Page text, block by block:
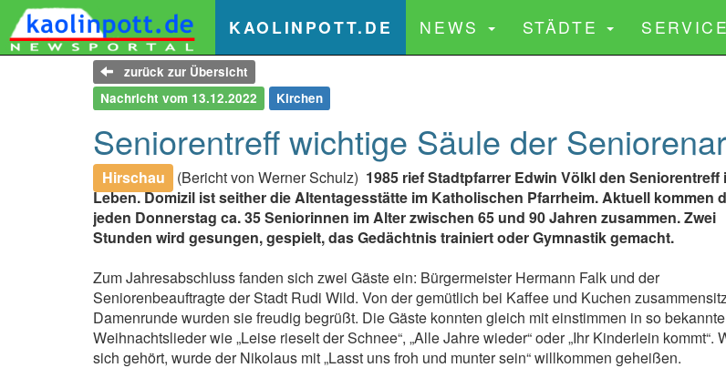
KAOLINPOTT.DE (CURRENT)
NEWS STÄDTE SERVICE
zurück zur Übersicht
Nachricht vom 13.12.2022
Kirchen
Seniorentreff wichtige Säule der
Hirschau (Bericht von Werner Schulz) 1985 rief Stadtpfarrer Edwin Völkl den Seniorentreff
Leben. Domizil ist seither die Altentagesstätte im Katholischen Pfarrheim. Aktuell kommen
jeden Donnerstag ca. 35 Seniorinnen im Alter zwischen 65 und 90 Jahren zusammen. Zwei
Stunden wird gesungen, gespielt, das Gedächtnis trainiert oder Gymnastik gemacht.
Zum Jahresabschluss fanden sich zwei Gäste ein: Bürgermeister Hermann Falk und der
Seniorenbeauftragte der Stadt Rudi Wild. Von der gemütlich bei Kaffee und Kuchen
Damenrunde wurden sie freudig begrüßt. Die Gäste konnten gleich mit einstimmen in so bekannte
Weihnachtslieder wie „Leise rieselt der Schnee“, „Alle Jahre wieder“ oder „Ihr Kinderlein kommt“.
sich gehört, wurde der Nikolaus mit „Lasst uns froh und munter sein“ willkommen geheißen.